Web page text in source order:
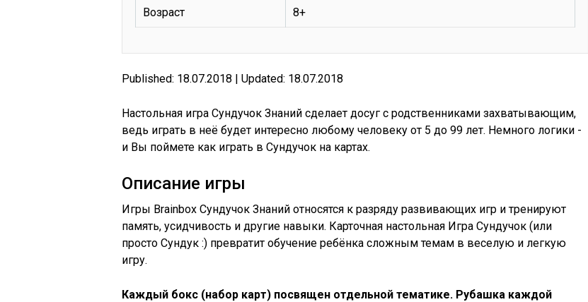
Возраст 8+
Published: 18.07.2018 | Updated: 18.07.2018
Настольная игра Сундучок Знаний сделает досуг с родственниками захватывающим,
ведь играть в неё будет интересно любому человеку от 5 до 99 лет. Немного логики -
и Вы поймете как играть в Сундучок на картах.
Описание игры
Игры Brainbox Сундучок Знаний относятся к разряду развивающих игр и тренируют
память, усидчивость и другие навыки. Карточная настольная Игра Сундучок (или
просто Сундук :) превратит обучение ребёнка сложным темам в веселую и легкую
игру.
Каждый бокс (набор карт) посвящен отдельной тематике. Рубашка каждой